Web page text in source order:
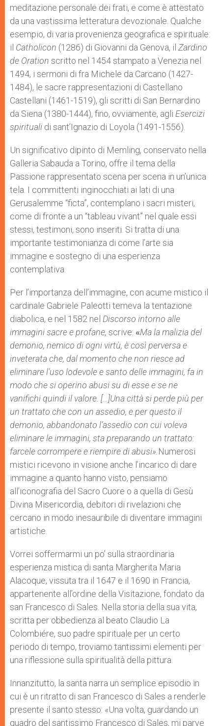
meditazione personale dei frati, e come è attestato
da una vastissima letteratura devozionale. Qualche
esempio, di varia provenienza geografica e spirituale:
il Catholicon (1286) di Giovanni da Genova, il Zardino
de Oration scritto nel 1454 stampato a Venezia nel
1494, i sermoni di fra Michele da Carcano (1427-
1484), le sacre rappresentazioni di Castellano
Castellani (1461-1519), gli scritti di San Bernardino
da Siena (1380-1444), fino, ovviamente, agli Esercizi
spirituali di sant’Ignazio di Loyola (1491-1556).
Un significativo dipinto di Memling, conservato nella
Galleria Sabauda a Torino, offre il tema della
Passione rappresentato scena per scena in un’unica
tela. I committenti inginocchiati ai lati di una
Gerusalemme “ficta”, contemplano i sacri misteri,
come di fronte a un “tableau vivant” nel quale essi
stessi, testimoni, sono inseriti. Si tratta di una
importante testimonianza di come l’arte sia
immagine e sostegno di una esperienza
contemplativa.
Per l’importanza dell’immagine, con acume mistico il
cardinale Gabriele Paleotti temeva la tentazione
diabolica, e nel 1582 nel Discorso intorno alle
immagini sacre e profane, scrive: «Ma la malizia del
demonio, nemico di ogni virtù, è così perversa e
inveterata che, dal momento che non riesce ad
eliminare l’uso lodevole e santo delle immagini, fa in
modo che si operino abusi su di esse e se ne
vanifichi quindi il valore. […]Una città si perde più per
un trattato che con un assedio, e per questo il
demonio, abbandonato l’assedio con cui voleva
eliminare le immagini, sta preparando un trattato:
farcele corrompere e riempire di abusi». Numerosi
mistici ricevono in visione anche l’incarico di dare
immagine a quanto hanno visto, pensiamo
all’iconografia del Sacro Cuore o a quella di Gesù
Divina Misericordia, debitori di rivelazioni che
cercano in modo inesauribile di diventare immagini
artistiche.
Vorrei soffermarmi un po’ sulla straordinaria
esperienza mistica di santa Margherita Maria
Alacoque, vissuta tra il 1647 e il 1690 in Francia,
appartenente all’ordine della Visitazione, fondato da
san Francesco di Sales. Nella storia della sua vita,
scritta per obbedienza al beato Claudio La
Colombiére, suo padre spirituale per un certo
periodo di tempo, troviamo tantissimi elementi per
una riflessione sulla spiritualità della pittura.
Innanzitutto, la santa narra un semplice episodio in
cui è un ritratto di san Francesco di Sales a renderle
presente il santo stesso: «Una volta, guardando un
quadro del santissimo Francesco di Sales, mi parve